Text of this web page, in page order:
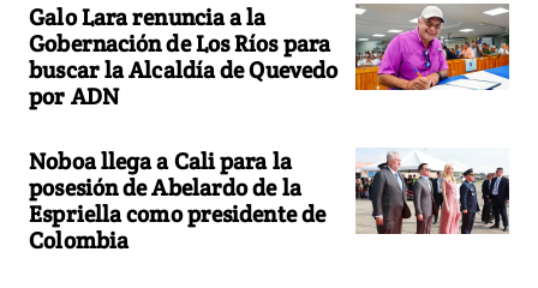
Galo Lara renuncia a la
Gobernación de Los Ríos para
buscar la Alcaldía de Quevedo
por ADN
Noboa llega a Cali para la
posesión de Abelardo de la
Espriella como presidente de
Colombia